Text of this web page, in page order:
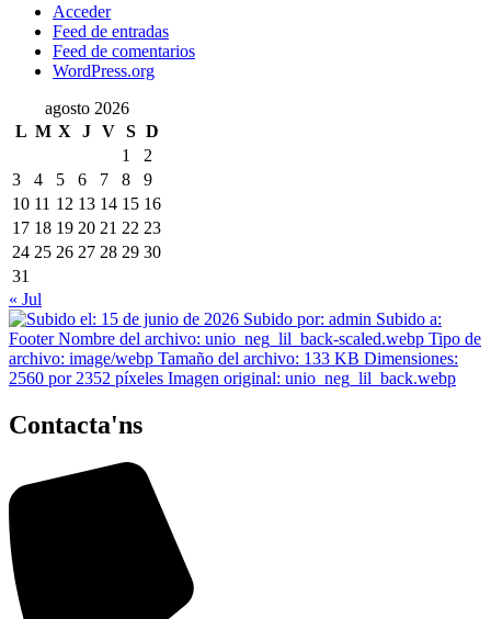
Acceder
Feed de entradas
Feed de comentarios
WordPress.org
agosto 2026
L M X J V S D
1
2
3
4 5 6 7 8
9
10 11 12 13 14 15 16
17 18 19 20 21 22 23
24 25 26 27 28 29 30
31
« Jul
Contacta'ns